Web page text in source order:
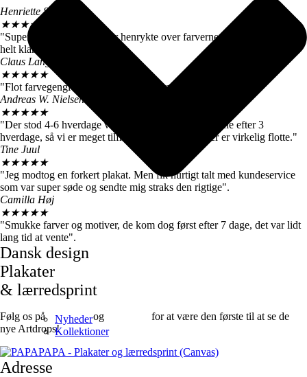
Nyheder
Kollektioner
Henriette Skrøder
★★★★
"Super flotte motiver! Vi er henrykte over farverne og kvaliteten. Kan
helt klart anbefales".
Claus Langballe
★★★★★
"Flot farvegengivelse. Farverne matcher dem her på siden".
Andreas W. Nielsen
★★★★★
"Der stod 4-6 hverdage ved levering. Vi fik motiverne efter 3
hverdage, så vi er meget tilfredse. De store billeder er virkelig flotte."
Tine Juul
★★★★★
"Jeg modtog en forkert plakat. Men fik hurtigt talt med kundeservice
som var super søde og sendte mig straks den rigtige".
Camilla Høj
★★★★★
"Smukke farver og motiver, de kom dog først efter 7 dage, det var lidt
lang tid at vente".
Dansk design
Plakater
& lærredsprint
Følg os på Facebookog
for at være den første til at se de
nye Artdrops!
Adresse